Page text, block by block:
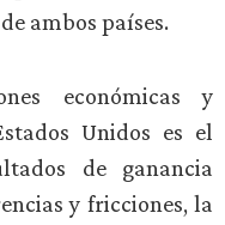
ambos países.
económicas y
Unidos es el
de ganancia
y fricciones, la